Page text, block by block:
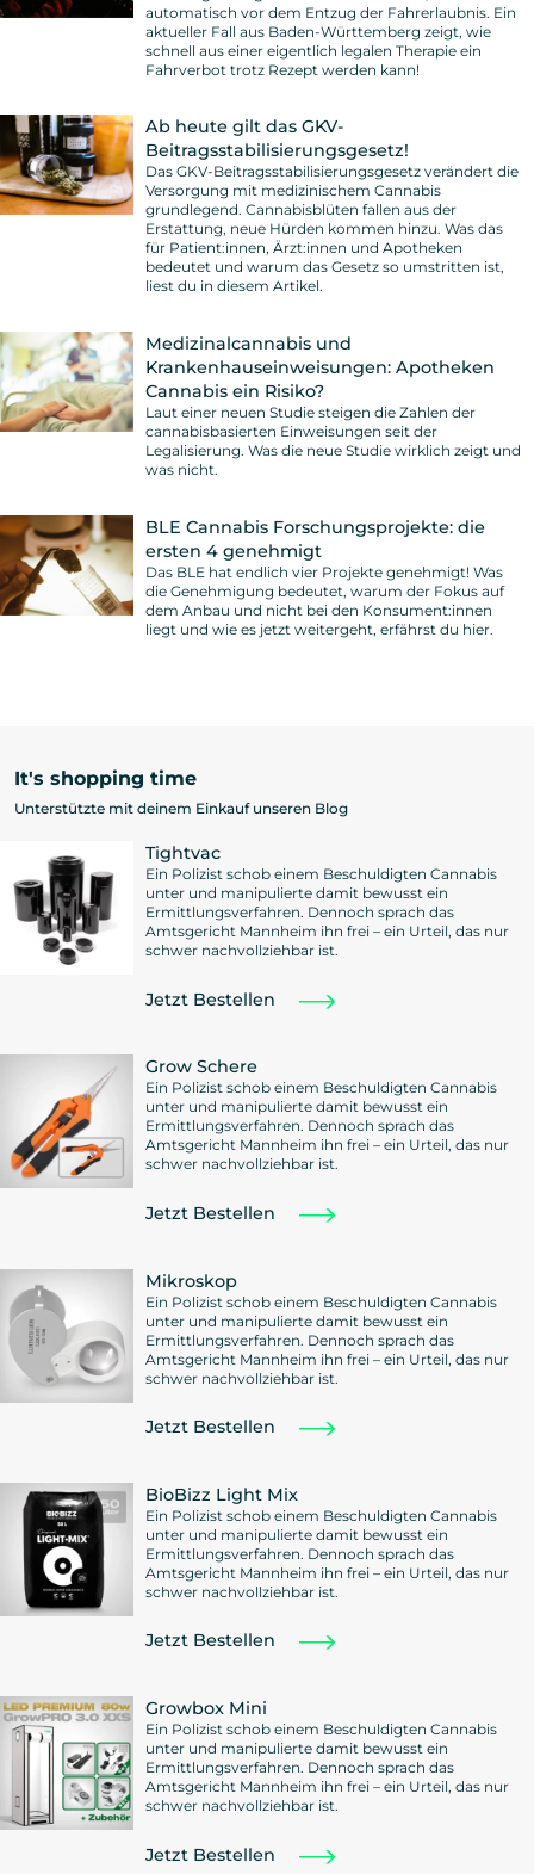
automatisch vor dem Entzug der Fahrerlaubnis. Ein
aktueller Fall aus Baden-Württemberg zeigt, wie
schnell aus einer eigentlich legalen Therapie ein
Fahrverbot trotz Rezept werden kann!
Ab heute gilt das GKV-
Beitragsstabilisierungsgesetz!
Das GKV-Beitragsstabilisierungsgesetz verändert die
Versorgung mit medizinischem Cannabis
grundlegend. Cannabisblüten fallen aus der
Erstattung, neue Hürden kommen hinzu. Was das
für Patient:innen, Ärzt:innen und Apotheken
bedeutet und warum das Gesetz so umstritten ist,
liest du in diesem Artikel.
Medizinalcannabis und
Krankenhauseinweisungen: Apotheken
Cannabis ein Risiko?
Laut einer neuen Studie steigen die Zahlen der
cannabisbasierten Einweisungen seit der
Legalisierung. Was die neue Studie wirklich zeigt und
was nicht.
BLE Cannabis Forschungsprojekte: die
ersten 4 genehmigt
Das BLE hat endlich vier Projekte genehmigt! Was
die Genehmigung bedeutet, warum der Fokus auf
dem Anbau und nicht bei den Konsument:innen
liegt und wie es jetzt weitergeht, erfährst du hier.
It's shopping time
Unterstützte mit deinem Einkauf unseren Blog
Tightvac
Ein Polizist schob einem Beschuldigten Cannabis
unter und manipulierte damit bewusst ein
Ermittlungsverfahren. Dennoch sprach das
Amtsgericht Mannheim ihn frei – ein Urteil, das nur
schwer nachvollziehbar ist.
Jetzt Bestellen
Grow Schere
Ein Polizist schob einem Beschuldigten Cannabis
unter und manipulierte damit bewusst ein
Ermittlungsverfahren. Dennoch sprach das
Amtsgericht Mannheim ihn frei – ein Urteil, das nur
schwer nachvollziehbar ist.
Jetzt Bestellen
Mikroskop
Ein Polizist schob einem Beschuldigten Cannabis
unter und manipulierte damit bewusst ein
Ermittlungsverfahren. Dennoch sprach das
Amtsgericht Mannheim ihn frei – ein Urteil, das nur
schwer nachvollziehbar ist.
Jetzt Bestellen
BioBizz Light Mix
Ein Polizist schob einem Beschuldigten Cannabis
unter und manipulierte damit bewusst ein
Ermittlungsverfahren. Dennoch sprach das
Amtsgericht Mannheim ihn frei – ein Urteil, das nur
schwer nachvollziehbar ist.
Jetzt Bestellen
Growbox Mini
Ein Polizist schob einem Beschuldigten Cannabis
unter und manipulierte damit bewusst ein
Ermittlungsverfahren. Dennoch sprach das
Amtsgericht Mannheim ihn frei – ein Urteil, das nur
schwer nachvollziehbar ist.
Jetzt Bestellen